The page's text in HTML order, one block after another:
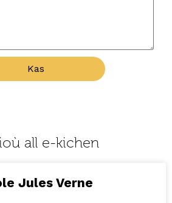
Kas
all e-kichen
Jules Verne